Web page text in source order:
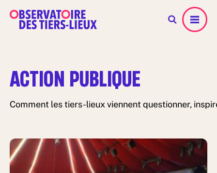
Menu
ACTION PUBLIQUE
Comment les tiers-lieux viennent questionner,